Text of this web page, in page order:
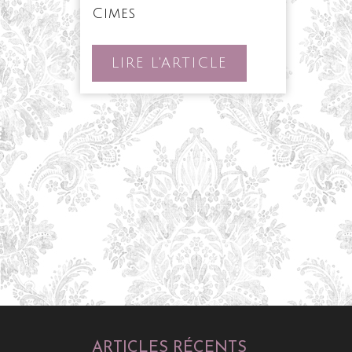
Cimes
LIRE L'ARTICLE
L'ARTICLE
ARTICLES RÉCENTS